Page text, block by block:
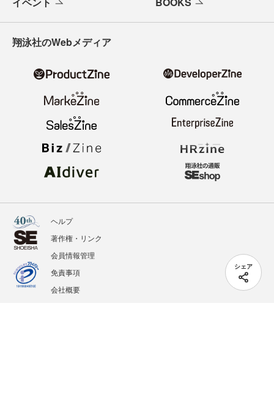
シェア
翔泳社のWebメディア
ヘルプ
著作権・リンク
会員情報管理
免責事項
会社概要